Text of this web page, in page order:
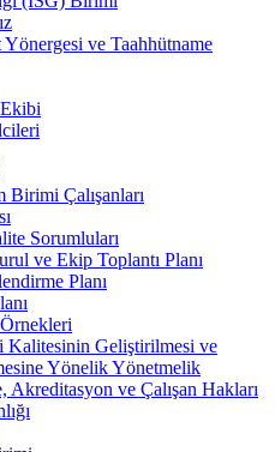
ve Taahhütname
Çalışanları
Sorumluları
ve Ekip Toplantı Planı
Planı
Kalitesinin Geliştirilmesi ve
Yönelik Yönetmelik
Akreditasyon ve Çalışan Hakları